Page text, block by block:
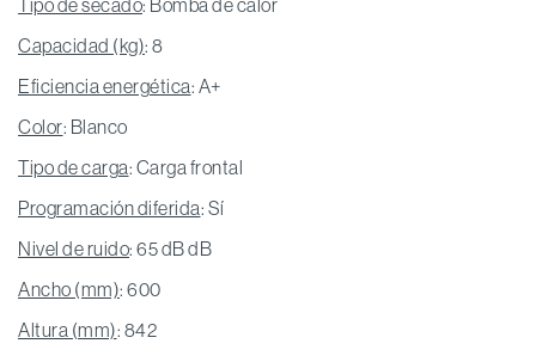
Capacidad (kg): 8
Eficiencia energética: A+
Color: Blanco
Tipo de carga: Carga frontal
Programación diferida: Sí
Nivel de ruido: 65 dB dB
Ancho (mm): 600
Altura (mm): 842